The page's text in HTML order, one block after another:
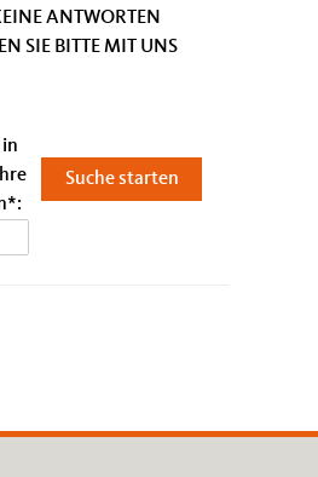
ANTWORTEN F
SIE BITTE MIT UNS
in